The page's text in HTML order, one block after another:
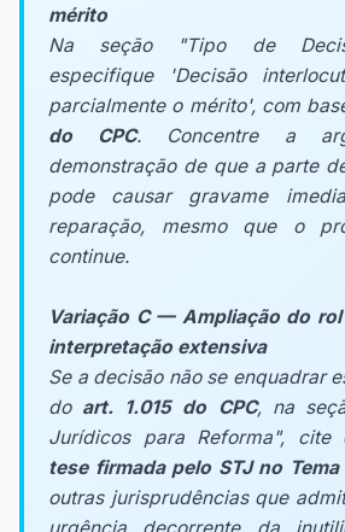
mérito
Na seção "Tipo de
especifique 'Decisão
parcialmente o mérito', com
do CPC. Concentre a
demonstração de que a parte
pode causar gravame
reparação, mesmo que o
continue.
Variação C — Ampliação do
interpretação extensiva
Se a decisão não se enquadrar
do art. 1.015 do CPC, na
Jurídicos para Reforma", cite
tese firmada pelo STJ no
outras jurisprudências que